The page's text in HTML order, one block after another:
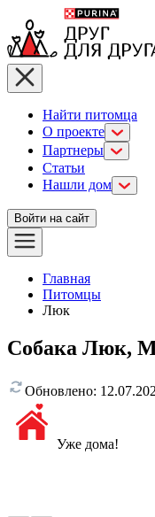
Найти питомца
О проекте
Партнеры
Статьи
Нашли дом
Войти на сайт
Главная
Питомцы
Люк
Собака Люк,
Обновлено:
Уже дома!